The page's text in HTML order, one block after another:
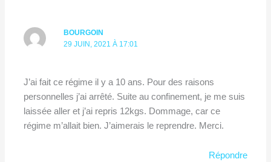
BOURGOIN
29 JUIN, 2021 À 17:01
J’ai fait ce régime il y a 10 ans. Pour des raisons
personnelles j’ai arrêté. Suite au confinement, je me suis
laissée aller et j’ai repris 12kgs. Dommage, car ce
régime m’allait bien. J’aimerais le reprendre. Merci.
Répondre